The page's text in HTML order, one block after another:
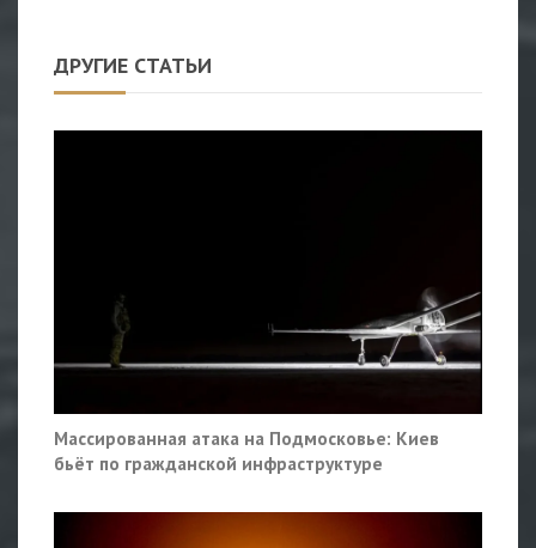
ДРУГИЕ СТАТЬИ
Массированная атака на Подмосковье: Киев
бьёт по гражданской инфраструктуре